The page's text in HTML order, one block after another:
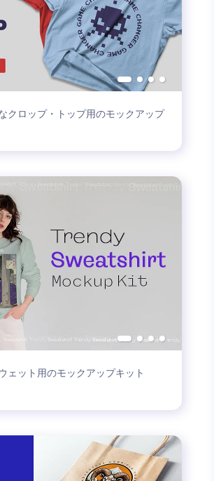
クロップ・トップ用のモックアップ
ェット用のモックアップキット